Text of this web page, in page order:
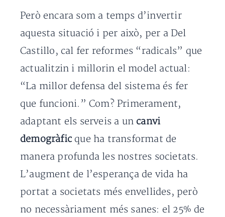
Però encara som a temps d’invertir
aquesta situació i per això, per a Del
Castillo, cal fer reformes “radicals” que
actualitzin i millorin el model actual:
“La millor defensa del sistema és fer
que funcioni.” Com? Primerament,
adaptant els serveis a un canvi
demogràficque ha transformat de
manera profunda les nostres societats.
L’augment de l’esperança de vida ha
portat a societats més envellides, però
no necessàriament més sanes: el 25% de